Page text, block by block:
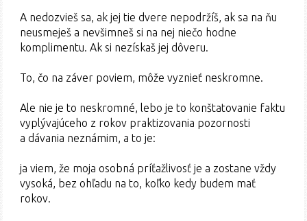
A nedozvieš sa, ak jej tie dvere nepodržíš, ak sa na ňu
neusmeješ a nevšimneš si na nej niečo hodne
komplimentu. Ak si nezískaš jej dôveru.
To, čo na záver poviem, môže vyznieť neskromne.
Ale nie je to neskromné, lebo je to konštatovanie faktu
vyplývajúceho z rokov praktizovania pozornosti
a dávania neznámim, a to je:
ja viem, že moja osobná príťažlivosť je a zostane vždy
vysoká, bez ohľadu na to, koľko kedy budem mať
rokov.